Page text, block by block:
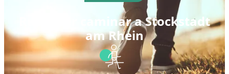
Rutes per caminar a Stockstadt
am Rhein